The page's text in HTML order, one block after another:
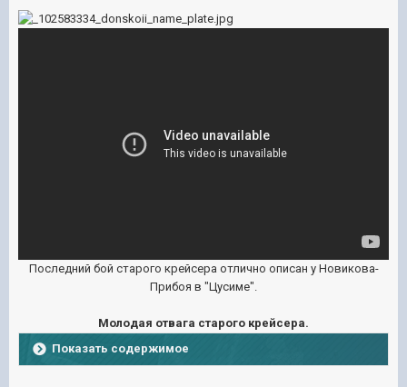
Последний бой старого крейсера отлично описан у Новикова-
Прибоя в "Цусиме".
Молодая отвага старого крейсера.
Показать содержимое